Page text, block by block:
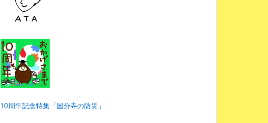
10周年記念特集「国分寺の防災」